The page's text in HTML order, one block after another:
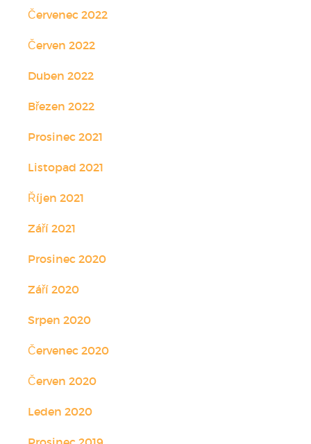
Červenec 2022
Červen 2022
Duben 2022
Březen 2022
Prosinec 2021
Listopad 2021
Říjen 2021
Září 2021
Prosinec 2020
Září 2020
Srpen 2020
Červenec 2020
Červen 2020
Leden 2020